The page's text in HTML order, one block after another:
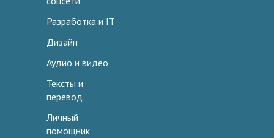
Разработка и IT
Дизайн
Аудио и видео
Тексты и
перевод
Личный
помощник